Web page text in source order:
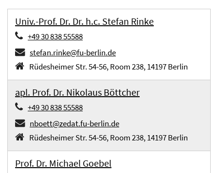
Univ.-Prof. Dr. Dr. h.c. Stefan Rinke
+49 30 838 55588
stefan.rinke@fu-berlin.de
Rüdesheimer Str. 54-56, Room 238, 14197 Berlin
apl. Prof. Dr. Nikolaus Böttcher
+49 30 838 55588
nboett@zedat.fu-berlin.de
Rüdesheimer Str. 54-56, Room 238, 14197 Berlin
Prof. Dr. Michael Goebel